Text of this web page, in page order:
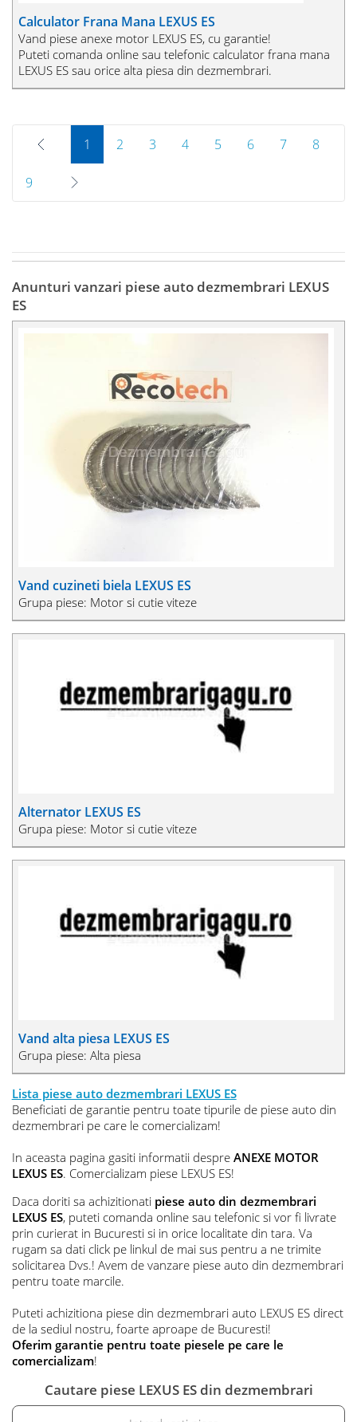
Calculator Frana Mana LEXUS ES
Vand piese anexe motor LEXUS ES, cu garantie!
Puteti comanda online sau telefonic calculator frana mana
LEXUS ES sau orice alta piesa din dezmembrari.
Prev
1 2 3 4 5 6 7 8
9Next
Anunturi vanzari piese auto dezmembrari LEXUS
ES
Vand cuzineti biela LEXUS ES
Grupa piese: Motor si cutie viteze
Alternator LEXUS ES
Grupa piese: Motor si cutie viteze
Vand alta piesa LEXUS ES
Grupa piese: Alta piesa
Lista piese auto dezmembrari LEXUS ES
Beneficiati de garantie pentru toate tipurile de piese auto din
dezmembrari pe care le comercializam!
In aceasta pagina gasiti informatii despre ANEXE MOTOR
LEXUS ES. Comercializam piese LEXUS ES!
Daca doriti sa achizitionati piese auto din dezmembrari
LEXUS ES, puteti comanda online sau telefonic si vor fi livrate
prin curierat in Bucuresti si in orice localitate din tara. Va
rugam sa dati click pe linkul de mai sus pentru a ne trimite
solicitarea Dvs.! Avem de vanzare piese auto din dezmembrari
pentru toate marcile.
Puteti achizitiona piese din dezmembrari auto LEXUS ES direct
de la sediul nostru, foarte aproape de Bucuresti!
Oferim garantie pentru toate piesele pe care le
comercializam!
Cautare piese LEXUS ES din dezmembrari